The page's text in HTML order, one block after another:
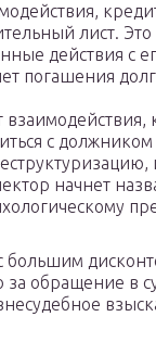
лист.
действия с
погашения
с
начнет
большим
обращение в